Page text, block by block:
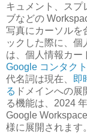
キュメント、スプ
ブなどの
写真にカーソルを
ックした際に、個
は、個人情報カー
Google コンタクト
代名詞は現在、
即
る ドメインへの
る機能は、2024
Google
様に展開されます